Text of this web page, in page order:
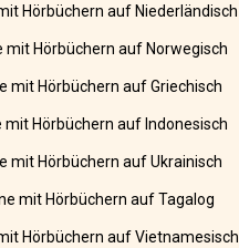
Hörbüchern auf Niederländisch
mit Hörbüchern auf Norwegisch
mit Hörbüchern auf Griechisch
mit Hörbüchern auf Indonesisch
mit Hörbüchern auf Ukrainisch
mit Hörbüchern auf Tagalog
Hörbüchern auf Vietnamesisch